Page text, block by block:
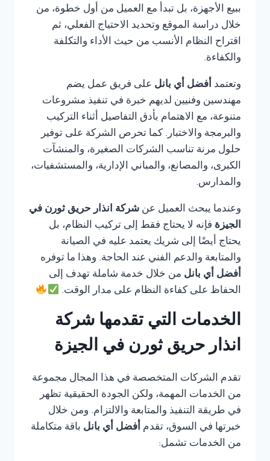
ببيع الأجهزة، بل تبدأ مع العميل من أول خطوة، من
خلال دراسة الموقع وتحديد الاحتياج الفعلي، ثم
اقتراح النظام الأنسب من حيث الأداء والتكلفة
والكفاءة.
وتعتمد أفضل أي بانل على فريق عمل يضم
مهندسين وفنيين لديهم خبرة في تنفيذ مشروعات
متنوعة، مع الاهتمام بأدق التفاصيل أثناء التركيب
والبرمجة والاختبار. كما تحرص الشركة على توفير
حلول مرنة تناسب الشركات الصغيرة، والمنشآت
الكبرى، والمصانع، والمباني الإدارية، والمستشفيات،
والمدارس.
وعندما يبحث العميل عن شركة انذار حريق ثورن في
الجيزة فإنه لا يحتاج فقط إلى تركيب النظام، بل
يحتاج أيضًا إلى شريك يعتمد عليه في الصيانة
والمتابعة والدعم الفني عند الحاجة. وهذا ما توفره
أفضل أي بانل من خلال خدمة شاملة تهدف إلى
الحفاظ على كفاءة النظام على مدار الوقت.
الخدمات التي تقدمها شركة
انذار حريق ثورن في الجيزة
تقدم الشركات المتخصصة في هذا المجال مجموعة
من الخدمات المهمة، ولكن الجودة الحقيقية تظهر
في طريقة التنفيذ والمتابعة والالتزام. ومن خلال
خبرتها في السوق، تقدم أفضل أي بانل باقة متكاملة
من الخدمات تشمل: